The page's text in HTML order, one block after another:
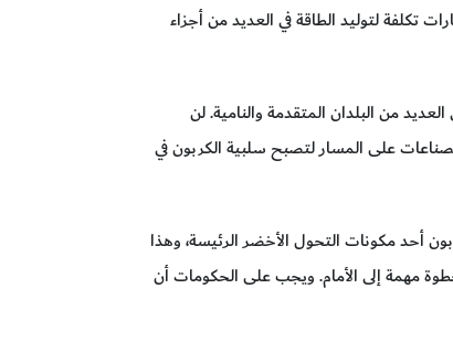
تكلفة لتوليد الطاقة في العديد من أجزاء
من البلدان المتقدمة والنامية. لن
على المسار لتصبح سلبية الكربون في
أحد مكونات التحول الأخضر الرئيسة، وهذا
مهمة إلى الأمام. ويجب على الحكومات أن